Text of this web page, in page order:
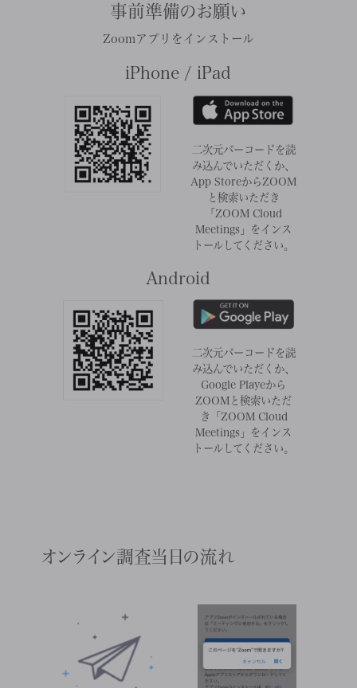
事前準備のお願い
Zoomアプリをインストール
iPhone / iPad
二次元バーコードを読
み込んでいただくか、
App Storeから ZOOM
と検索いただき
「ZOOM Cloud
Meetings」をインス
トールしてください。
Android
二次元バーコードを読
み込んでいただくか、
Google Playeから
ZOOMと検索いただ
き
「ZOOM Cloud
Meetings」をインス
トールしてください。
オンライン調査当日の流れ